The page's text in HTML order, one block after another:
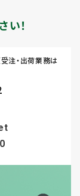
い！
受注・出荷業務は